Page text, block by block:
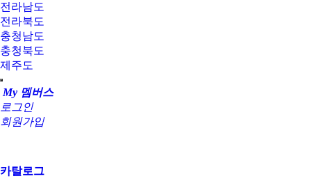
전라남도
전라북도
충청남도
충청북도
제주도
My 멤버스
로그인
회원가입
카탈로그